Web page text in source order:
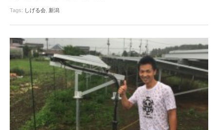
Tags: しげる会 新潟